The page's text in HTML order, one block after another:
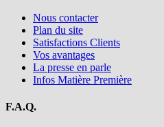
Nous contacter
Plan du site
Satisfactions Clients
Vos avantages
La presse en parle
Infos Matière Première
F.A.Q.